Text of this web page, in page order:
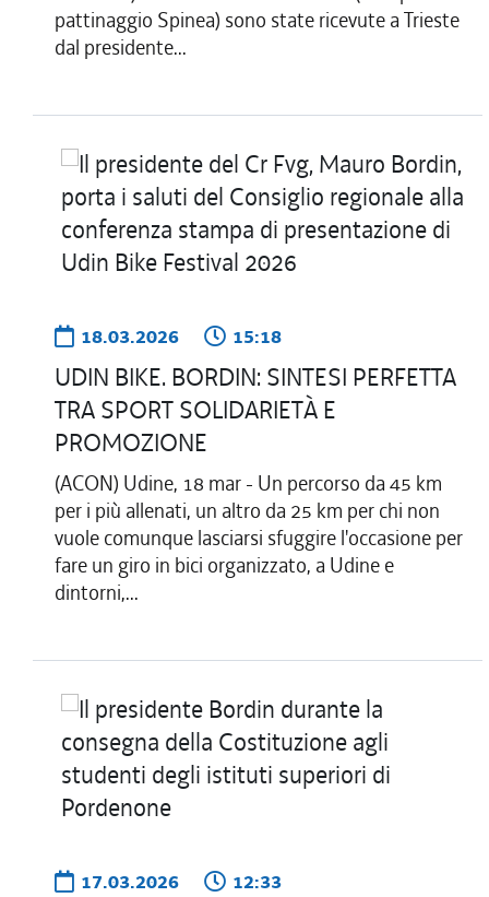
pattinaggio Spinea) sono state ricevute a Trieste
dal presidente...
18.03.2026 15:18
UDIN BIKE. BORDIN: SINTESI PERFETTA
TRA SPORT SOLIDARIETÀ E
PROMOZIONE
(ACON) Udine, 18 mar - Un percorso da 45 km
per i più allenati, un altro da 25 km per chi non
vuole comunque lasciarsi sfuggire l'occasione per
fare un giro in bici organizzato, a Udine e
dintorni,...
17.03.2026 12:33